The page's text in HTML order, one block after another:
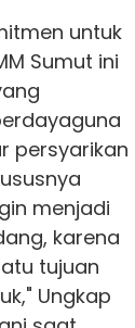
untuk
Sumut ini
persyarikan
menjadi
karena
tujuan
Ungkap